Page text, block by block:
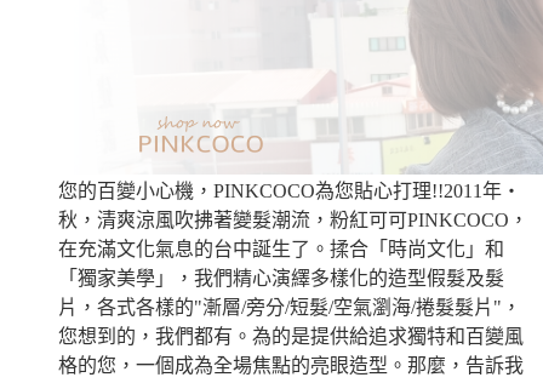
您的百變小心機，PINKCOCO為您貼心打理!!2011年‧
秋，清爽涼風吹拂著變髮潮流，粉紅可可PINKCOCO，
在充滿文化氣息的台中誕生了。揉合「時尚文化」和
「獨家美學」，我們精心演繹多樣化的造型假髮及髮
片，各式各樣的"漸層/旁分/短髮/空氣瀏海/捲髮髮片"，
您想到的，我們都有。為的是提供給追求獨特和百變風
格的您，一個成為全場焦點的亮眼造型。那麼，告訴我